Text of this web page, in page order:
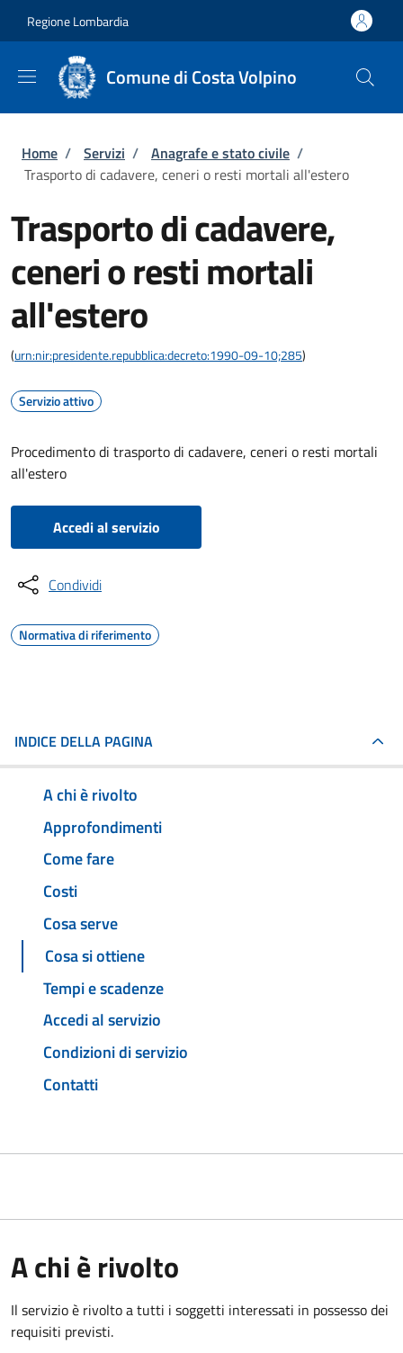
Regione Lombardia
Comune di Costa Volpino
Briciole di pane
Home / Servizi / Anagrafe e stato civile /
Trasporto di cadavere, ceneri o resti mortali all'estero
Trasporto di cadavere,
ceneri o resti mortali
all'estero
(urn:nir:presidente.repubblica:decreto:1990-09-10;285)
Servizio attivo
Procedimento di trasporto di cadavere, ceneri o resti mortali
all'estero
Accedi al servizio
Condividi
Normativa di riferimento
INDICE DELLA PAGINA
A chi è rivolto
Approfondimenti
Come fare
Costi
Cosa serve
Cosa si ottiene
Tempi e scadenze
Accedi al servizio
Condizioni di servizio
Contatti
A chi è rivolto
Il servizio è rivolto a tutti i soggetti interessati in possesso dei
requisiti previsti.